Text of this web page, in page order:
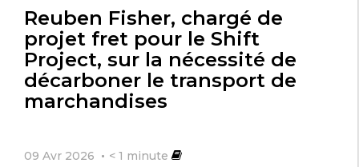
Reuben Fisher, chargé de
projet fret pour le Shift
Project, sur la nécessité de
décarboner le transport de
marchandises
09 Avr 2026 < 1 minute